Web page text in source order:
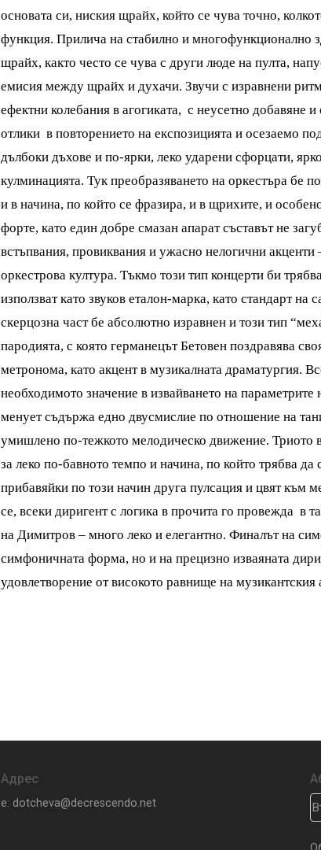
основата си, ниския щрайх, който се чува точно,
функция. Прилича на стабилно и многофункционално
щрайх, както често се чува с други люде на пулта,
емисия между щрайх и духачи. Звучи с изравнени
ефектни колебания в агогиката, с неусетно добавяне
отлики в повторението на експозицията и осезаемо
дълбоки дъхове и по-ярки, леко ударени сфорцати,
кулминацията. Тук преобразяването на оркестъра бе
и в начина, по който се фразира, и в щрихите, и
форте, като един добре смазан апарат съставът не
встъпвания, провиквания и ужасно нелогични акценти
оркестрова култура. Тъкмо този тип концерти би
използват като звуков еталон-марка, като стандарт на
скерцозна част бе абсолютно изравнен и този тип
пародията, с която германецът Бетовен поздравява
метронома, като акцент в музикалната драматургия.
необходимото значение в извайването на параметрите
менует съдържа едно двусмислие по отношение на
умишлено по-тежкото мелодическо движение. Триото
за леко по-бавното темпо и начина, по който трябва да
прибавяйки по този начин друга пулсация и цвят към
се, всеки диригент с логика в прочита го провежда в
на Димитров – много леко и елегантно. Финалът на
симфоничната форма, но и на прецизно изваяната
удовлетворение от високото равнище на музикантския
Адрес
e: dotcheva@decrescendo.net